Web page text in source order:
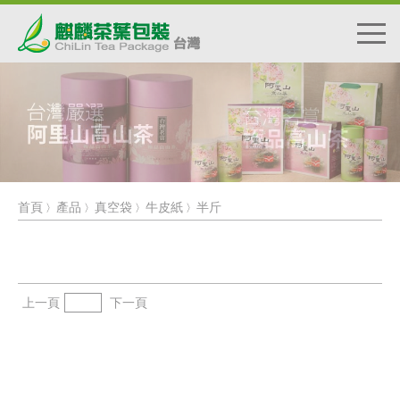
首頁 〉 產品 〉 真空袋 〉 牛皮紙 〉 半斤
上一頁 下一頁